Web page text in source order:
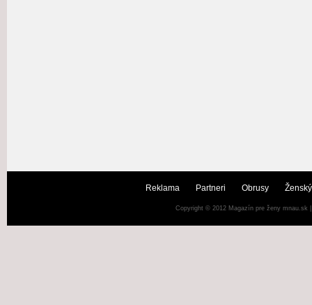
Reklama Partneri Obrusy
Copyright © 2012 Magazín pre ženy mnau.sk